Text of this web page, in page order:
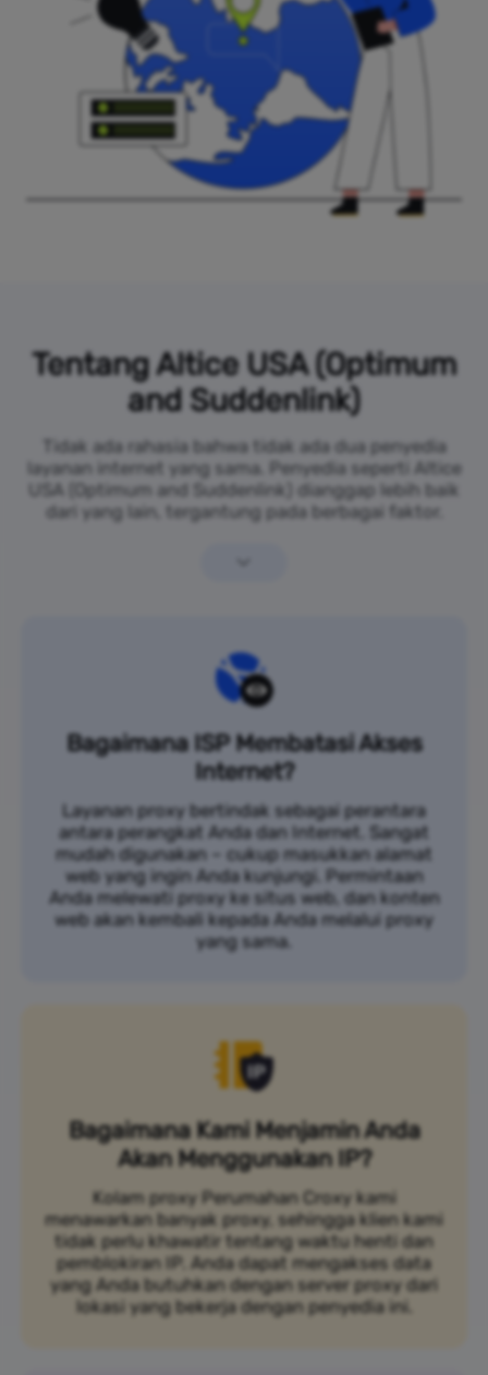
Tentang Altice USA (Optimum
and Suddenlink)
Tidak ada rahasia bahwa tidak ada dua penyedia
layanan internet yang sama. Penyedia seperti Altice
USA (Optimum and Suddenlink) dianggap lebih baik
dari yang lain, tergantung pada berbagai faktor.
Bagaimana ISP Membatasi Akses
Internet?
Layanan proxy bertindak sebagai perantara
antara perangkat Anda dan Internet. Sangat
mudah digunakan – cukup masukkan alamat
web yang ingin Anda kunjungi. Permintaan
Anda melewati proxy ke situs web, dan konten
web akan kembali kepada Anda melalui proxy
yang sama.
Bagaimana Kami Menjamin Anda
Akan Menggunakan IP?
Kolam proxy Perumahan Croxy kami
menawarkan banyak proxy, sehingga klien kami
tidak perlu khawatir tentang waktu henti dan
pemblokiran IP. Anda dapat mengakses data
yang Anda butuhkan dengan server proxy dari
lokasi yang bekerja dengan penyedia ini.